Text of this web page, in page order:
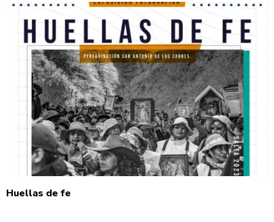
Huellas de fe